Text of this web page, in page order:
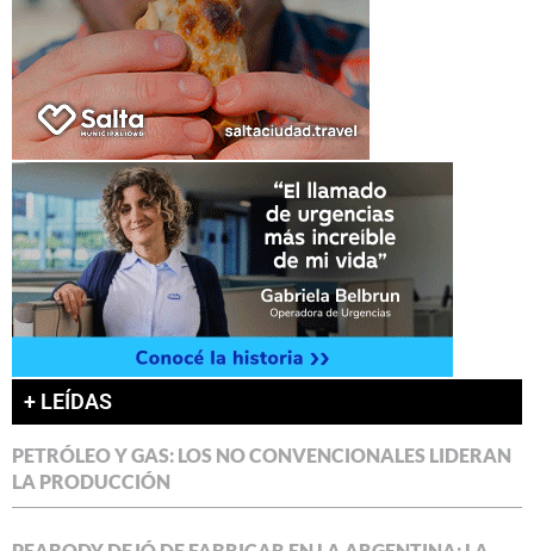
+ LEÍDAS
PETRÓLEO Y GAS: LOS NO CONVENCIONALES LIDERAN
LA PRODUCCIÓN